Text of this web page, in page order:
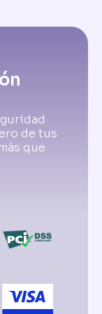
de tus
que